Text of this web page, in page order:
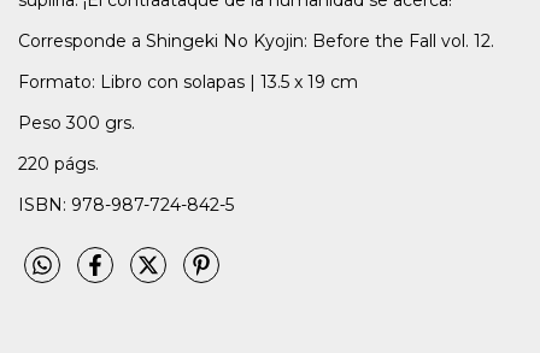
Corresponde a Shingeki No Kyojin: Before the Fall vol. 12.
Formato: Libro con solapas | 13.5 x 19 cm
Peso 300 grs.
220 págs.
ISBN: 978-987-724-842-5